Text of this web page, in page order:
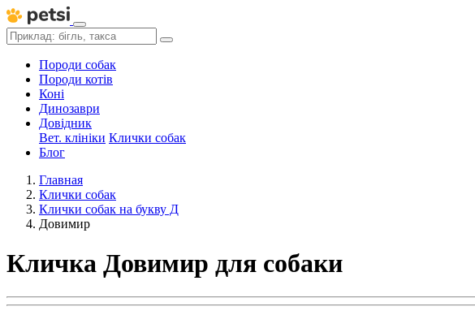
Породи собак
Породи котів
Коні
Динозаври
Довідник
Вет. клініки Клички собак
Блог
Главная
Клички собак
Клички собак на букву Д
Довимир
Кличка Довимир для собаки